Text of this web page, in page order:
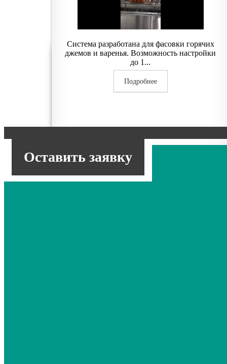
Система разработана для фасовки горячих
джемов и варенья. Возможность настройки
до 1...
Подробнее
Узел укупоривания
Оставить заявку